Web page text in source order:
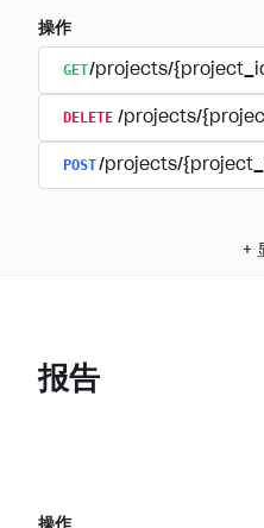
操作
GET/projects/
DELETE /projects/
POST/projects/
+
报告
操作